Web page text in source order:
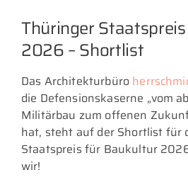
Thüringer
2026 – Shortlist
Das Architekturbüro
die Defensionskaserne „vom
Militärbau zum offenen
hat, steht auf der Shortlist für
Staatspreis für Baukultur
wir!